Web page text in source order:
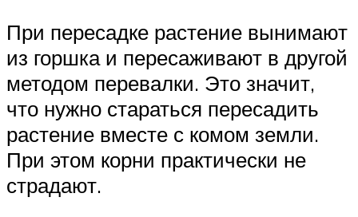
При пересадке растение вынимают
из горшка и пересаживают в другой
методом перевалки. Это значит,
что нужно стараться пересадить
растение вместе с комом земли.
При этом корни практически не
страдают.